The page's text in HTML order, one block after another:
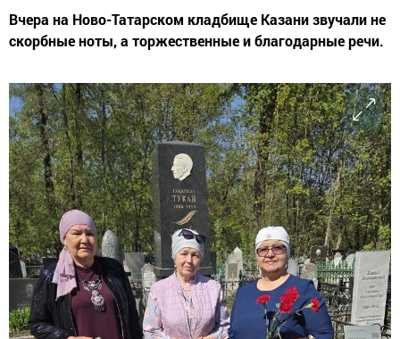
Вчера на Ново-Татарском кладбище Казани звучали не
скорбные ноты, а торжественные и благодарные речи.